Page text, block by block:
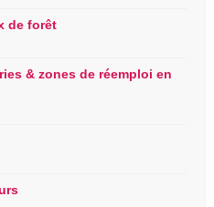
de forêt
& zones de réemploi en